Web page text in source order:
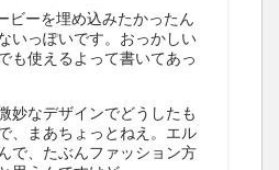
ビーを埋め込みたかったん
いっぽいです。おっかしい
も使えるよって書いてあっ
妙なデザインでどうしたも
、まあちょっとねえ。エル
で、たぶんファッション方